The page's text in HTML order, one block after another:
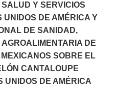
Y SERVICIOS
UNIDOS DE AMÉRICA Y
DE SANIDAD,
DE
SOBRE EL
CANTALOUPE
UNIDOS DE AMÉRICA